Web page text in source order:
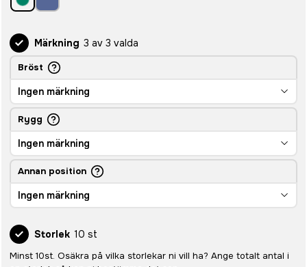
Märkning 3 av 3 valda
Bröst
Ingen märkning
Rygg
Ingen märkning
Annan position
Ingen märkning
Storlek 10 st
Minst 10st. Osäkra på vilka storlekar ni vill ha? Ange totalt antal i